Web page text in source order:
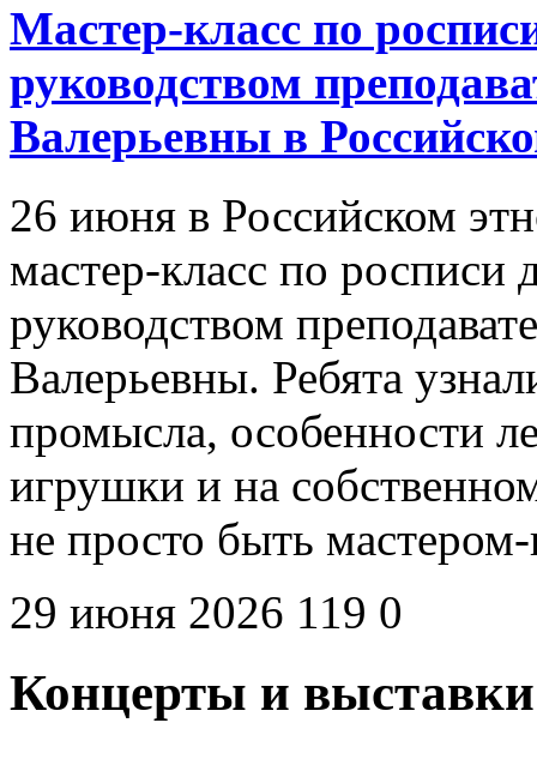
Мастер-класс по
руководством
Валерьевны в
26 июня в Российском
мастер-класс по
руководством
Валерьевны. Ребята
промысла, особенности
игрушки и на
не просто быть
29 июня 2026 119 0
Концерты и выставки